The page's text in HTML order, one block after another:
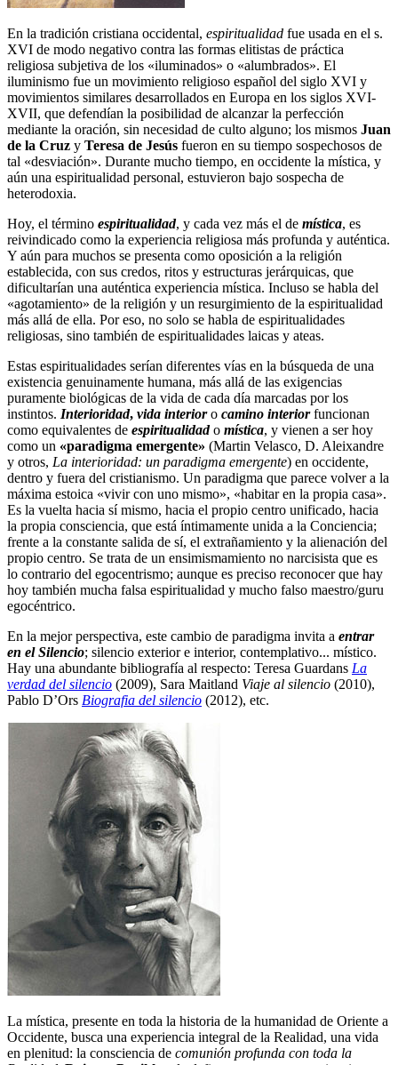
En la tradición cristiana occidental, espiritualidad fue usada en el s.
XVI de modo negativo contra las formas elitistas de práctica
religiosa subjetiva de los «iluminados» o «alumbrados». El
iluminismo fue un movimiento religioso español del siglo XVI y
movimientos similares desarrollados en Europa en los siglos XVI-
XVII, que defendían la posibilidad de alcanzar la perfección
mediante la oración, sin necesidad de culto alguno; los mismos Juan
de la Cruz y Teresa de Jesús fueron en su tiempo sospechosos de
tal «desviación». Durante mucho tiempo, en occidente la mística, y
aún una espiritualidad personal, estuvieron bajo sospecha de
heterodoxia.
Hoy, el término espiritualidad, y cada vez más el de mística, es
reivindicado como la experiencia religiosa más profunda y auténtica.
Y aún para muchos se presenta como oposición a la religión
establecida, con sus credos, ritos y estructuras jerárquicas, que
dificultarían una auténtica experiencia mística. Incluso se habla del
«agotamiento» de la religión y un resurgimiento de la espiritualidad
más allá de ella. Por eso, no solo se habla de espiritualidades
religiosas, sino también de espiritualidades laicas y ateas.
Estas espiritualidades serían diferentes vías en la búsqueda de una
existencia genuinamente humana, más allá de las exigencias
puramente biológicas de la vida de cada día marcadas por los
instintos. Interioridad, vida interioro camino interiorfuncionan
como equivalentes de espiritualidado mística, y vienen a ser hoy
como un «paradigma emergente» (Martin Velasco, D. Aleixandre
y otros, La interioridad: un paradigma emergente) en occidente,
dentro y fuera del cristianismo. Un paradigma que parece volver a la
máxima estoica «vivir con uno mismo», «habitar en la propia casa».
Es la vuelta hacia sí mismo, hacia el propio centro unificado, hacia
la propia consciencia, que está íntimamente unida a la Conciencia;
frente a la constante salida de sí, el extrañamiento y la alienación del
propio centro. Se trata de un ensimismamiento no narcisista que es
lo contrario del egocentrismo; aunque es preciso reconocer que hay
hoy también mucha falsa espiritualidad y mucho falso maestro/guru
egocéntrico.
En la mejor perspectiva, este cambio de paradigma invita a entrar
en el Silencio; silencio exterior e interior, contemplativo... místico.
Hay una abundante bibliografía al respecto: Teresa Guardans La
verdad del silencio (2009), Sara Maitland Viaje al silencio (2010),
Pablo D’Ors Biografia del silencio (2012), etc.
La mística, presente en toda la historia de la humanidad de Oriente a
Occidente, busca una experiencia integral de la Realidad, una vida
en plenitud: la consciencia de comunión profunda con toda la